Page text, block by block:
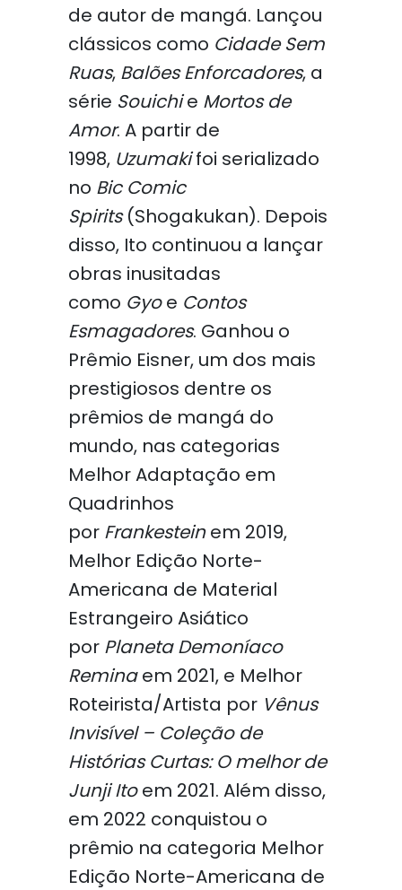
de autor de mangá. Lançou
clássicos como Cidade Sem
Ruas, Balões Enforcadores, a
série Souichie Mortos de
Amor. A partir de
1998, Uzumakifoi serializado
no Bic Comic
Spirits(Shogakukan). Depois
disso, Ito continuou a lançar
obras inusitadas
como Gyoe Contos
Esmagadores. Ganhou o
Prêmio Eisner, um dos mais
prestigiosos dentre os
prêmios de mangá do
mundo, nas categorias
Melhor Adaptação em
Quadrinhos
por Frankesteinem 2019,
Melhor Edição Norte-
Americana de Material
Estrangeiro Asiático
por Planeta Demoníaco
Reminaem 2021, e Melhor
Roteirista/Artista por Vênus
Invisível – Coleção de
Histórias Curtas: O melhor de
Junji Itoem 2021. Além disso,
em 2022 conquistou o
prêmio na categoria Melhor
Edição Norte-Americana de